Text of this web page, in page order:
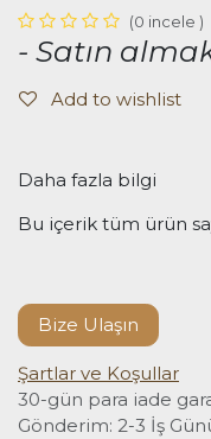
(0 incele )
- Satın
Add to wishlist
Daha fazla bilgi
Bu içerik tüm ürün
Bize Ulaşın
Şartlar ve Koşullar
30-gün para iade
Gönderim: 2-3 İş